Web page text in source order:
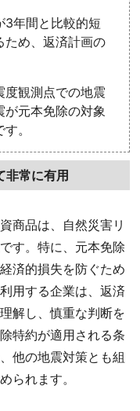
3年間と比較的短
ため、返済計画の
度観測点での地震
元本免除の対象
。
非常に有用
商品は、自然災害リ
す。特に、元本免除
済的損失を防ぐため
用する企業は、返済
解し、慎重な判断を
特約が適用される条
他の地震対策とも組
られます。